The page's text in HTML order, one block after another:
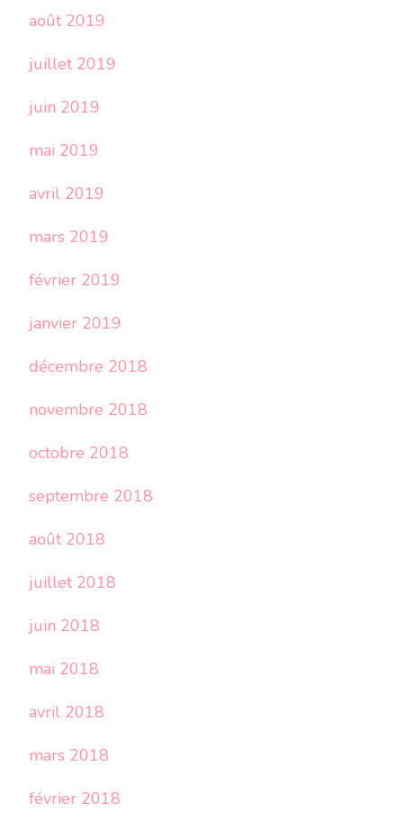
août 2019
juillet 2019
juin 2019
mai 2019
avril 2019
mars 2019
février 2019
janvier 2019
décembre 2018
novembre 2018
octobre 2018
septembre 2018
août 2018
juillet 2018
juin 2018
mai 2018
avril 2018
mars 2018
février 2018